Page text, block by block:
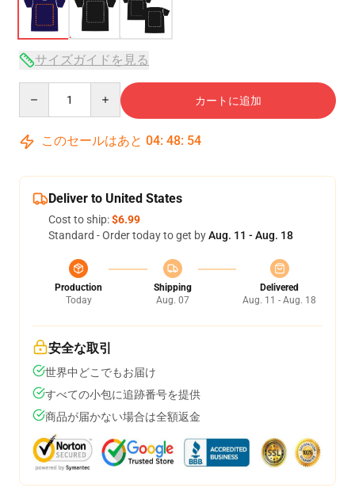
サイズガイドを見る
カートに追加
このセールはあと 04: 48: 53
Deliver to United States
Cost to ship:$6.99
Standard - Order today to get byAug. 11 - Aug. 18
Production
Today
Shipping
Aug. 07
Delivered
Aug. 11 - Aug. 18
安全な取引
世界中どこでもお届け
すべての小包に追跡番号を提供
商品が届かない場合は全額返金